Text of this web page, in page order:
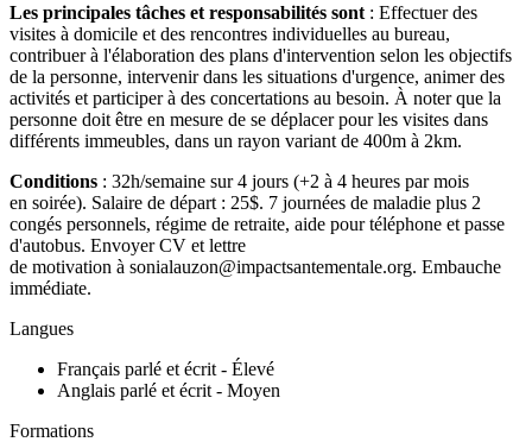
Les principales tâches et responsabilités sont : Effectuer des
visites à domicile et des rencontres individuelles au bureau,
contribuer à l'élaboration des plans d'intervention selon les objectifs
de la personne, intervenir dans les situations d'urgence, animer des
activités et participer à des concertations au besoin. À noter que la
personne doit être en mesure de se déplacer pour les visites dans
différents immeubles, dans un rayon variant de 400m à 2km.
Conditions : 32h/semaine sur 4 jours (+2 à 4 heures par mois
en soirée). Salaire de départ : 25$. 7 journées de maladie plus 2
congés personnels, régime de retraite, aide pour téléphone et passe
d'autobus. Envoyer CV et lettre
de motivation à sonialauzon@impactsantementale.org. Embauche
immédiate.
Langues
Français parlé et écrit - Élevé
Anglais parlé et écrit - Moyen
Formations